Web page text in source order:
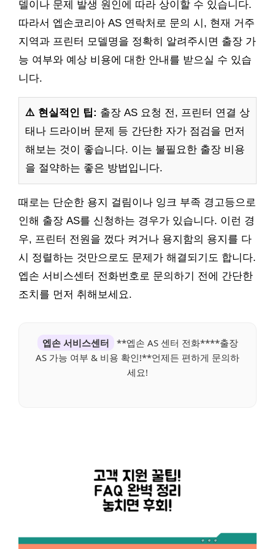
델이나 문제 발생 원인에 따라 상이할 수 있습니다.
따라서 엡손코리아 AS 연락처로 문의 시, 현재 거주
지역과 프린터 모델명을 정확히 알려주시면 출장 가
능 여부와 예상 비용에 대한 안내를 받으실 수 있습
니다.
⚠️ 현실적인 팁: 출장 AS 요청 전, 프린터 연결 상
태나 드라이버 문제 등 간단한 자가 점검을 먼저
해보는 것이 좋습니다. 이는 불필요한 출장 비용
을 절약하는 좋은 방법입니다.
때로는 단순한 용지 걸림이나 잉크 부족 경고등으로
인해 출장 AS를 신청하는 경우가 있습니다. 이런 경
우, 프린터 전원을 껐다 켜거나 용지함의 용지를 다
시 정렬하는 것만으로도 문제가 해결되기도 합니다.
엡손 서비스센터 전화번호로 문의하기 전에 간단한
조치를 먼저 취해보세요.
엡손 서비스센터
**엡손 AS 센터 전화****출장
AS 가능 여부 & 비용 확인!**언제든 편하게 문의하
세요!